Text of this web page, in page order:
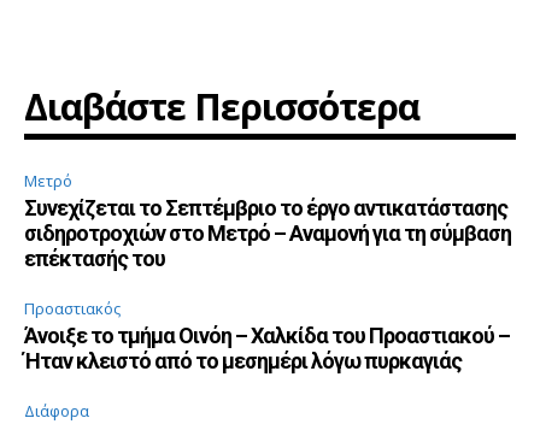
Διαβάστε Περισσότερα
Μετρό
Συνεχίζεται το Σεπτέμβριο το έργο αντικατάστασης
σιδηροτροχιών στο Μετρό – Αναμονή για τη σύμβαση
επέκτασής του
Προαστιακός
Άνοιξε το τμήμα Οινόη – Χαλκίδα του Προαστιακού –
Ήταν κλειστό από το μεσημέρι λόγω πυρκαγιάς
Διάφορα